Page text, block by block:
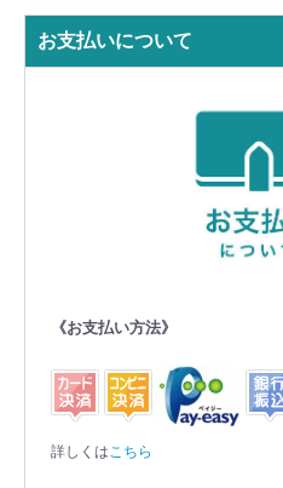
お支払いについて
《お支払い方法》
詳しくはこちら